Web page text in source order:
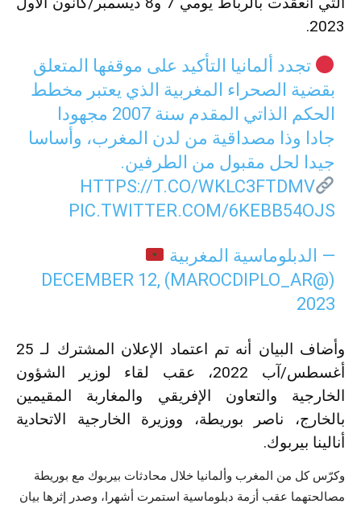
2023.
تجدد ألمانيا التأكيد على موقفها المتعلق
بقضية الصحراء المغربية الذي يعتبر مخطط
الحكم الذاتي المقدم سنة 2007 مجهودا
جادا وذا مصداقية من لدن المغرب، وأساسا
جيدا لحل مقبول من الطرفين.
HTTPS://T.CO/WKLC3FTDMV
PIC.TWITTER.COM/6KEBB54OJS
— الدبلوماسية المغربية
(@MAROCDIPLO_AR)
DECEMBER 12,
2023
وأضاف البيان أنه تم اعتماد الإعلان المشترك لـ 25
أغسطس/آب 2022، عقب لقاء لوزير الشؤون
الخارجية والتعاون الإفريقي والمغاربة المقيمين
بالخارج، ناصر بوريطة، ووزيرة الخارجية الاتحادية
أنالينا بيربوك.
وكرّس كل من المغرب وألمانيا خلال محادثات بيربوك مع بوريطة
مصالحتهما عقب أزمة دبلوماسية استمرت أشهرا، وصدر إثرها بيان